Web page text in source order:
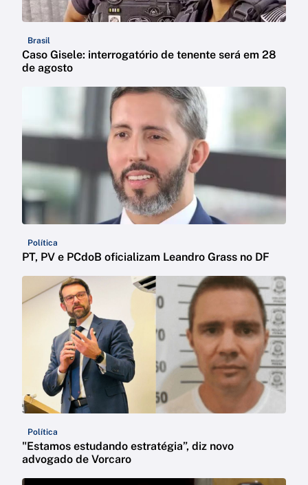
Brasil
Caso Gisele: interrogatório de tenente será em 28
de agosto
Política
PT, PV e PCdoB oficializam Leandro Grass no DF
Política
"Estamos estudando estratégia”, diz novo
advogado de Vorcaro